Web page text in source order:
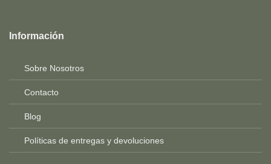
2025-
Información
Sobre Nosotros
Contacto
Blog
Políticas de entregas y devoluciones